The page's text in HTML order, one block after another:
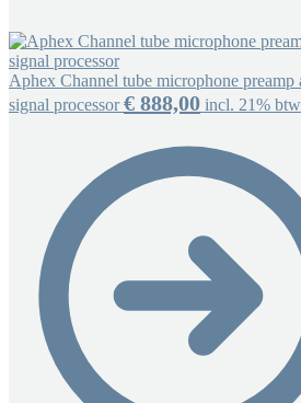
Aphex Channel tube microphone preamp
signal processor € 888,00 incl. 21% btw